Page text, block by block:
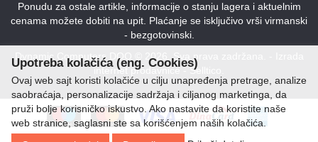
Ponudu za ostale artikle, informacije o stanju lagera i aktuelnim
cenama možete dobiti na upit. Plaćanje se isključivo vrši virmanski
- bezgotovinski.
Dynamic Computers DOO © 2026. Sva prava zadržana. -
internet prodavnice-Selltico.
Upotreba kolačića (eng. Cookies)
Ovaj web sajt koristi kolačiće u cilju unapređenja pretrage, analize
saobraćaja, personalizacije sadržaja i ciljanog marketinga, da
pruži bolje korisničko iskustvo. Ako nastavite da koristite naše
web stranice, saglasni ste sa korišćenjem naših kolačića.